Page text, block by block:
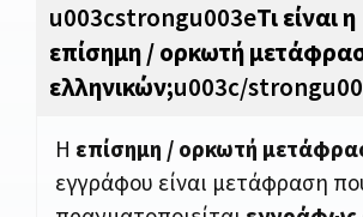
u003cstrongu003eΤι είναι η
επίσημη / ορκωτή
ελληνικών;u003c/
Η επίσημη / ορκωτή
εγγράφου είναι μετάφραση